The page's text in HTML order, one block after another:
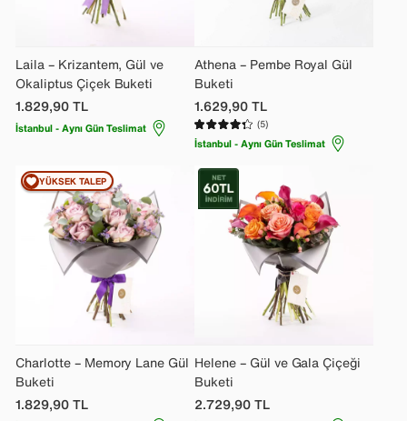
Laila – Krizantem, Gül ve
Okaliptus Çiçek Buketi
1.829,90TL
İstanbul - Aynı Gün Teslimat
Athena – Pembe Royal Gül
Buketi
1.629,90TL
(5)
İstanbul - Aynı Gün Teslimat
Charlotte – Memory Lane Gül
Buketi
1.829,90TL
YÜKSEK TALEP
Helene – Gül ve Gala Çiçeği
Buketi
2.729,90TL